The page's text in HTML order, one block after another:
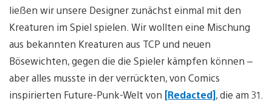
ließen wir unsere Designer zunächst einmal mit den
Kreaturen im Spiel spielen. Wir wollten eine Mischung
aus bekannten Kreaturen aus TCP und neuen
Bösewichten, gegen die die Spieler kämpfen können –
aber alles musste in der verrückten, von Comics
inspirierten Future-Punk-Welt von [Redacted], die am 31.